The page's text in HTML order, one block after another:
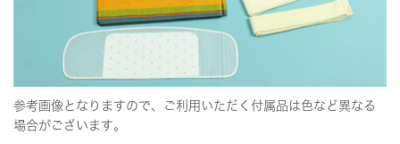
参考画像となりますので、ご利用いただく付属品は色など異なる
場合がございます。